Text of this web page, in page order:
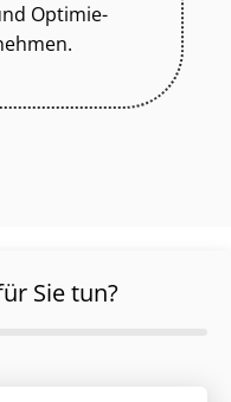
Op­ti­mie­
Sie tun?